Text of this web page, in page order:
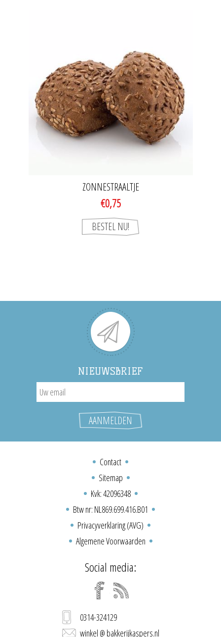
ZONNESTRAALTJE
€0,75
NIEUWSBRIEF
Contact
Sitemap
Kvk: 42096348
Btw nr: NL869.699.416.B01
Privacyverklaring (AVG)
Algemene Voorwaarden
Social media:
0314-324129
winkel @ bakkerijkaspers.nl